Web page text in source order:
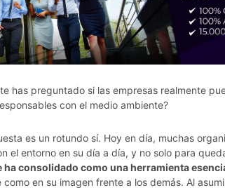
has preguntado si las empresas realmente
con el medio ambiente?
es un rotundo sí. Hoy en día, muchas
el entorno en su día a día, y no solo para
ha consolidado como una herramienta
como en su imagen frente a los demás. Al